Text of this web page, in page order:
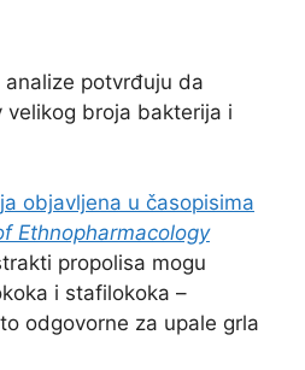
potvrđuju da
velikog broja bakterija i
objavljena u časopisima
Ethnopharmacology
propolisa mogu
i stafilokoka –
odgovorne za upale grla